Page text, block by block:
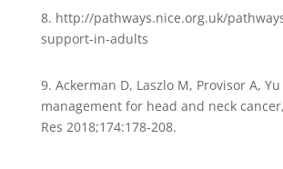
8. http://pathways.nice.org.uk/
support-in-adults
9. Ackerman D, Laszlo M, Provisor A,
management for head and neck
Res 2018;174:178-208.